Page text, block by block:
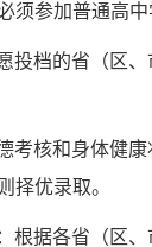
须参加普通高
投档的省（区
考核和身体健
择优录取。
根据各省（区、